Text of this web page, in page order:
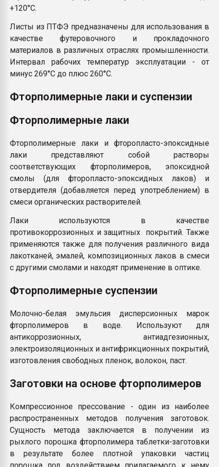
+120°С.
Листы из ПТФЭ предназначены для использования в
качестве футеровочного и прокладочного
материалов в различных отраслях промышленности.
Интервал рабочих температур эксплуатации - от
минус 269°С до плюс 260°С.
Фторполимерные лаки и суспензии
Фторполимерные лаки
Фторполимерные лаки и фторопласто-эпоксидные
лаки представляют собой растворы
соответствующих фторполимеров, эпоксидной
смолы (для фторопласто-эпоксидных лаков) и
отвердителя (добавляется перед употреблением) в
смеси органических растворителей.
Лаки используются в качестве
противокоррозионных и защитных покрытий. Также
применяются также для получения различного вида
лакотканей, эмалей, композиционных лаков в смеси
с другими смолами и находят применение в оптике.
Фторполимерные суспензии
Молочно-белая эмульсия дисперсионных марок
фторполимеров в воде. Используют для
антикоррозионных, антиадгезионных,
электроизоляционных и антифрикционных покрытий,
изготовления свободных пленок, волокон, паст.
Заготовки на основе фторполимеров
Компрессионное прессование - один из наиболее
распространенных методов получения заготовок.
Сущность метода заключается в получении из
рыхлого порошка фторполимера таблетки-заготовки
в результате более плотной упаковки частиц